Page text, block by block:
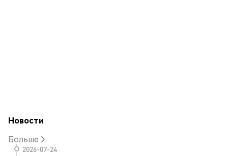
Новости
Больше
2026-07-24